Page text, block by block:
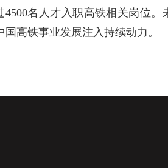
名人才入职高铁相关岗位
高铁事业发展注入持续动力。